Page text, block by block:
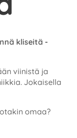
kliseitä -
viinistä ja
Jokaisella
omaa?